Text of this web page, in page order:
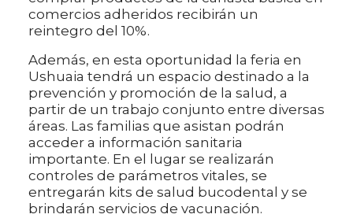
comercios adheridos recibirán un
reintegro del 10%.
Además, en esta oportunidad la feria en
Ushuaia tendrá un espacio destinado a la
prevención y promoción de la salud, a
partir de un trabajo conjunto entre diversas
áreas. Las familias que asistan podrán
acceder a información sanitaria
importante. En el lugar se realizarán
controles de parámetros vitales, se
entregarán kits de salud bucodental y se
brindarán servicios de vacunación.